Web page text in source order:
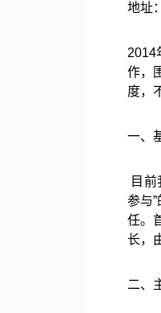
地址
2014
作，
度，
一、
目前
参与
任。
长，
二、